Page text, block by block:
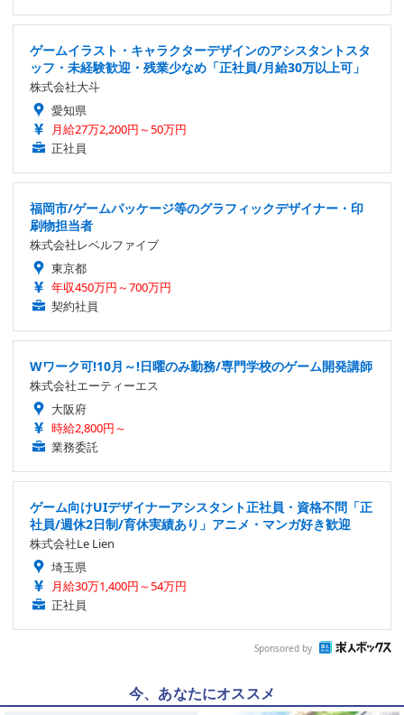
ゲームイラスト・キャラクターデザインのアシスタントスタ
ッフ・未経験歓迎・残業少なめ「正社員/月給30万以上可」
株式会社大斗
愛知県
月給27万2,200円～50万円
正社員
福岡市/ゲームパッケージ等のグラフィックデザイナー・印
刷物担当者
株式会社レベルファイブ
東京都
年収450万円～700万円
契約社員
Wワーク可!10月～!日曜のみ勤務/専門学校のゲーム開発講師
株式会社エーティーエス
大阪府
時給2,800円～
業務委託
ゲーム向けUIデザイナーアシスタント正社員・資格不問「正
社員/週休2日制/育休実績あり」アニメ・マンガ好き歓迎
株式会社Le Lien
埼玉県
月給30万1,400円～54万円
正社員
Sponsored by
今、あなたにオススメ